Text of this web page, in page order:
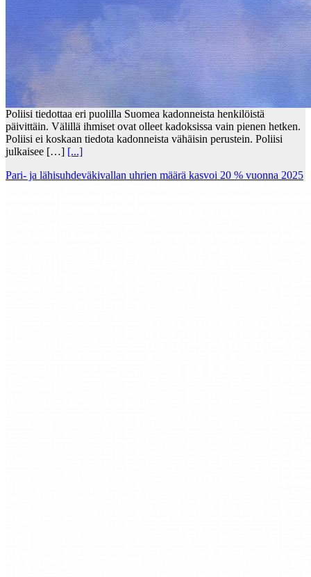
Poliisi tiedottaa eri puolilla Suomea kadonneista henkilöistä
päivittäin. Välillä ihmiset ovat olleet kadoksissa vain pienen hetken.
Poliisi ei koskaan tiedota kadonneista vähäisin perustein. Poliisi
julkaisee […] [...]
Pari- ja lähisuhdeväkivallan uhrien määrä kasvoi 20 % vuonna 2025